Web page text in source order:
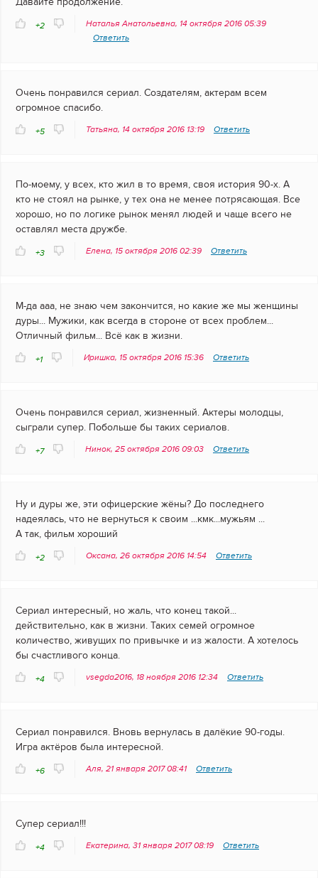
+2
Наталья Анатольевна, 14 октября 2016 05:39
Ответить
Очень понравился сериал. Создателям, актерам всем
огромное спасибо.
+5 Татьяна, 14 октября 2016 13:19 Ответить
По-моему, у всех, кто жил в то время, своя история 90-х. А
кто не стоял на рынке, у тех она не менее потрясающая. Все
хорошо, но по логике рынок менял людей и чаще всего не
оставлял места дружбе.
+3 Елена, 15 октября 2016 02:39 Ответить
М-да ааа, не знаю чем закончится, но какие же мы женщины
дуры... Мужики, как всегда в стороне от всех проблем...
Отличный фильм... Всё как в жизни.
+1 Иришка, 15 октября 2016 15:36 Ответить
Очень понравился сериал, жизненный. Актеры молодцы,
сыграли супер. Побольше бы таких сериалов.
+7 Нинок, 25 октября 2016 09:03 Ответить
Ну и дуры же, эти офицерские жёны? До последнего
надеялась, что не вернуться к своим ...кмк...мужьям ...
А так, фильм хороший
+2 Оксана, 26 октября 2016 14:54 Ответить
Сериал интересный, но жаль, что конец такой...
действительно, как в жизни. Таких семей огромное
количество, живущих по привычке и из жалости. А хотелось
бы счастливого конца.
+4 vsegda2016, 18 ноября 2016 12:34 Ответить
Сериал понравился. Вновь вернулась в далёкие 90-годы.
Игра актёров была интересной.
+6 Аля, 21 января 2017 08:41 Ответить
Супер сериал!!!
+4 Екатерина, 31 января 2017 08:19 Ответить